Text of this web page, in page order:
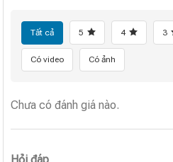
Tất cả 5 4 3
Có video Có ảnh
Chưa có đánh giá nào.